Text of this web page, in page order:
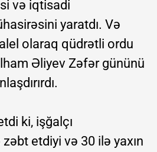
və iqtisadi
yaratdı. Və
olaraq qüdrətli ordu
Əliyev Zəfər gününü
ki, işğalçı
etdiyi və 30 ilə yaxın